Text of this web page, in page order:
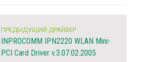
ПРЕДЫДУЩИЙ ДРАЙВЕР
INPROCOMM IPN2220 WLAN Mini-
PCI Card Driver v.3.07.02.2005